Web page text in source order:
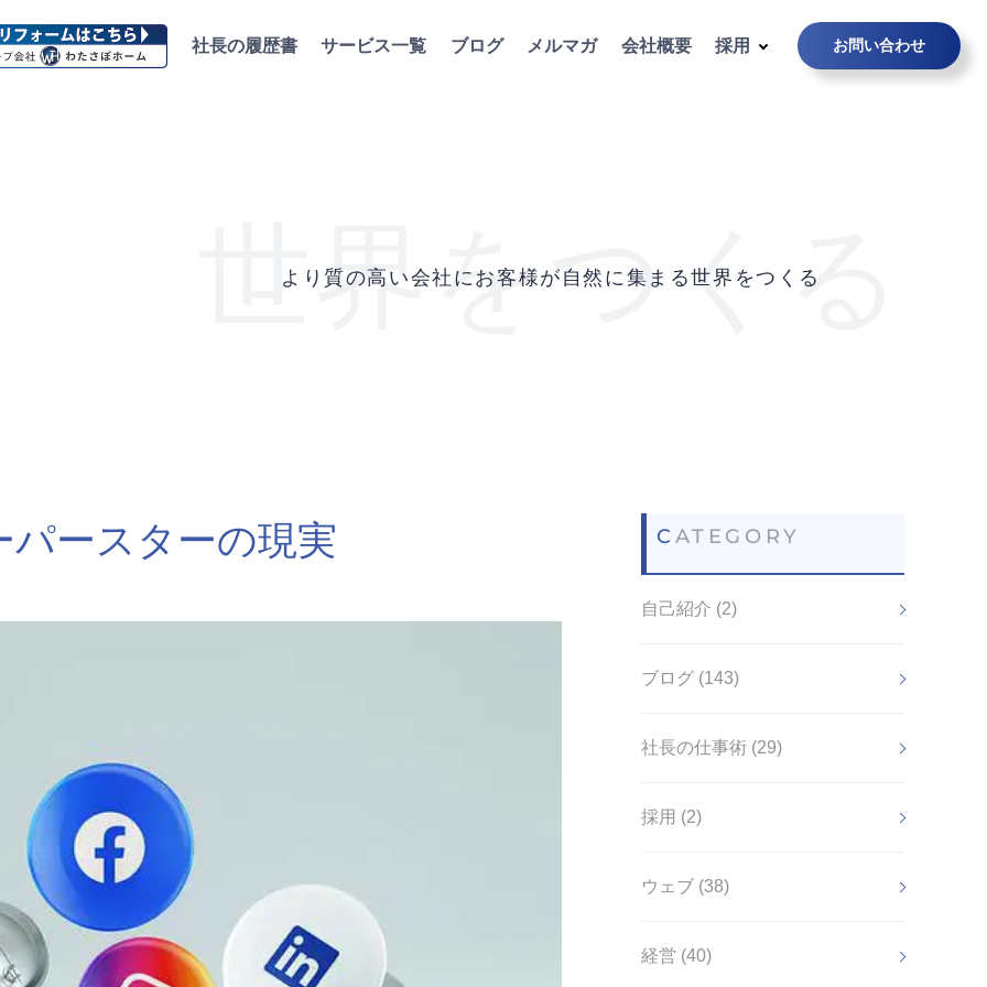
社長の履歴書 サービス一覧 ブログ メルマガ 会社概要 採用 お問い合わせ
世界をつくる
より質の高い会社に お客様が自然に集まる世界をつくる
パースターの現実 CATEGORY
自己紹介 (2)
ブログ (143)
社長の仕事術 (29)
採用 (2)
ウェブ (38)
経営 (40)